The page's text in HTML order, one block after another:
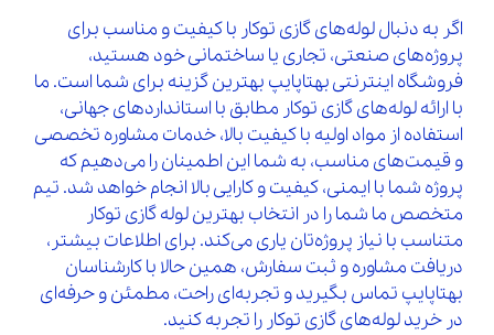
اگر به دنبال لوله‌های گازی توکار با کیفیت و مناسب برای
پروژه‌های صنعتی، تجاری یا ساختمانی خود هستید،
فروشگاه اینترنتی بهتاپایپ بهترین گزینه برای شما است. ما
با ارائه لوله‌های گازی توکار مطابق با استانداردهای جهانی،
استفاده از مواد اولیه با کیفیت بالا، خدمات مشاوره تخصصی
و قیمت‌های مناسب، به شما این اطمینان را می‌دهیم که
پروژه شما با ایمنی، کیفیت و کارایی بالا انجام خواهد شد. تیم
متخصص ما شما را در انتخاب بهترین لوله گازی توکار
متناسب با نیاز پروژه‌تان یاری می‌کند. برای اطلاعات بیشتر،
دریافت مشاوره و ثبت سفارش، همین حالا با کارشناسان
بهتاپایپ تماس بگیرید و تجربه‌ای راحت، مطمئن و حرفه‌ای
در خرید لوله‌های گازی توکار را تجربه کنید.